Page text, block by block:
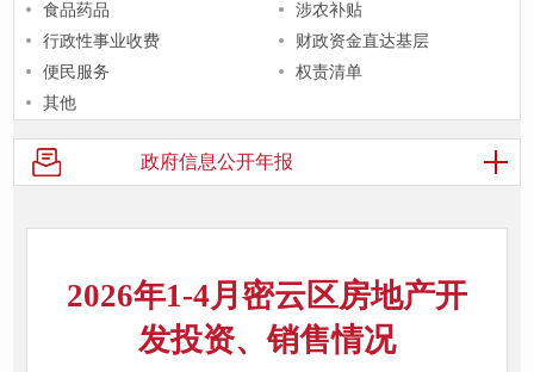
食品药品
涉农补贴
行政性事业收费
财政资金直达基层
便民服务
权责清单
其他
政府信息公开年报
2026年1-4月密云区房地产开
发投资、销售情况